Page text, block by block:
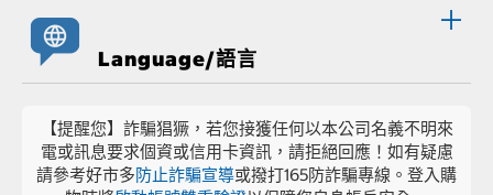
Language/語言
【提醒您】詐騙猖獗，若您接獲任何以本公司名義不明來
電或訊息要求個資或信用卡資訊，請拒絕回應！如有疑慮
請參考好市多防止詐騙宣導或撥打165防詐騙專線。登入購